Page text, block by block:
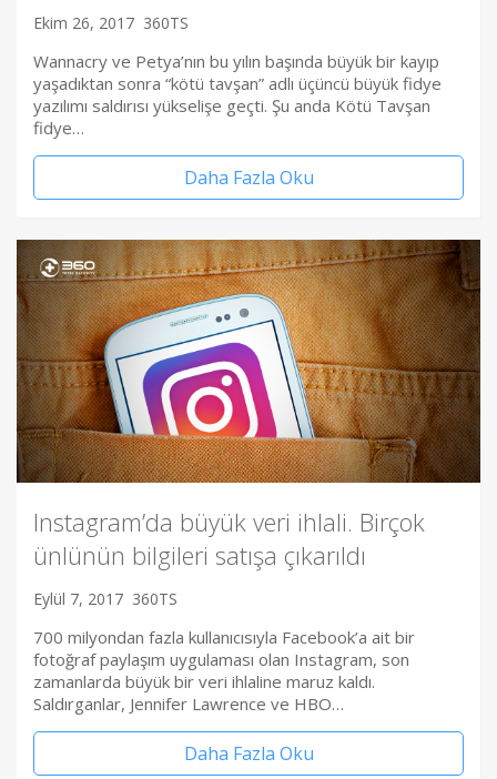
Ekim 26, 2017 360TS
Wannacry ve Petya’nın bu yılın başında büyük bir kayıp
yaşadıktan sonra “kötü tavşan” adlı üçüncü büyük fidye
yazılımı saldırısı yükselişe geçti. Şu anda Kötü Tavşan
fidye…
Daha Fazla Oku
Instagram’da büyük veri ihlali. Birçok
ünlünün bilgileri satışa çıkarıldı
Eylül 7, 2017 360TS
700 milyondan fazla kullanıcısıyla Facebook’a ait bir
fotoğraf paylaşım uygulaması olan Instagram, son
zamanlarda büyük bir veri ihlaline maruz kaldı.
Saldırganlar, Jennifer Lawrence ve HBO…
Daha Fazla Oku